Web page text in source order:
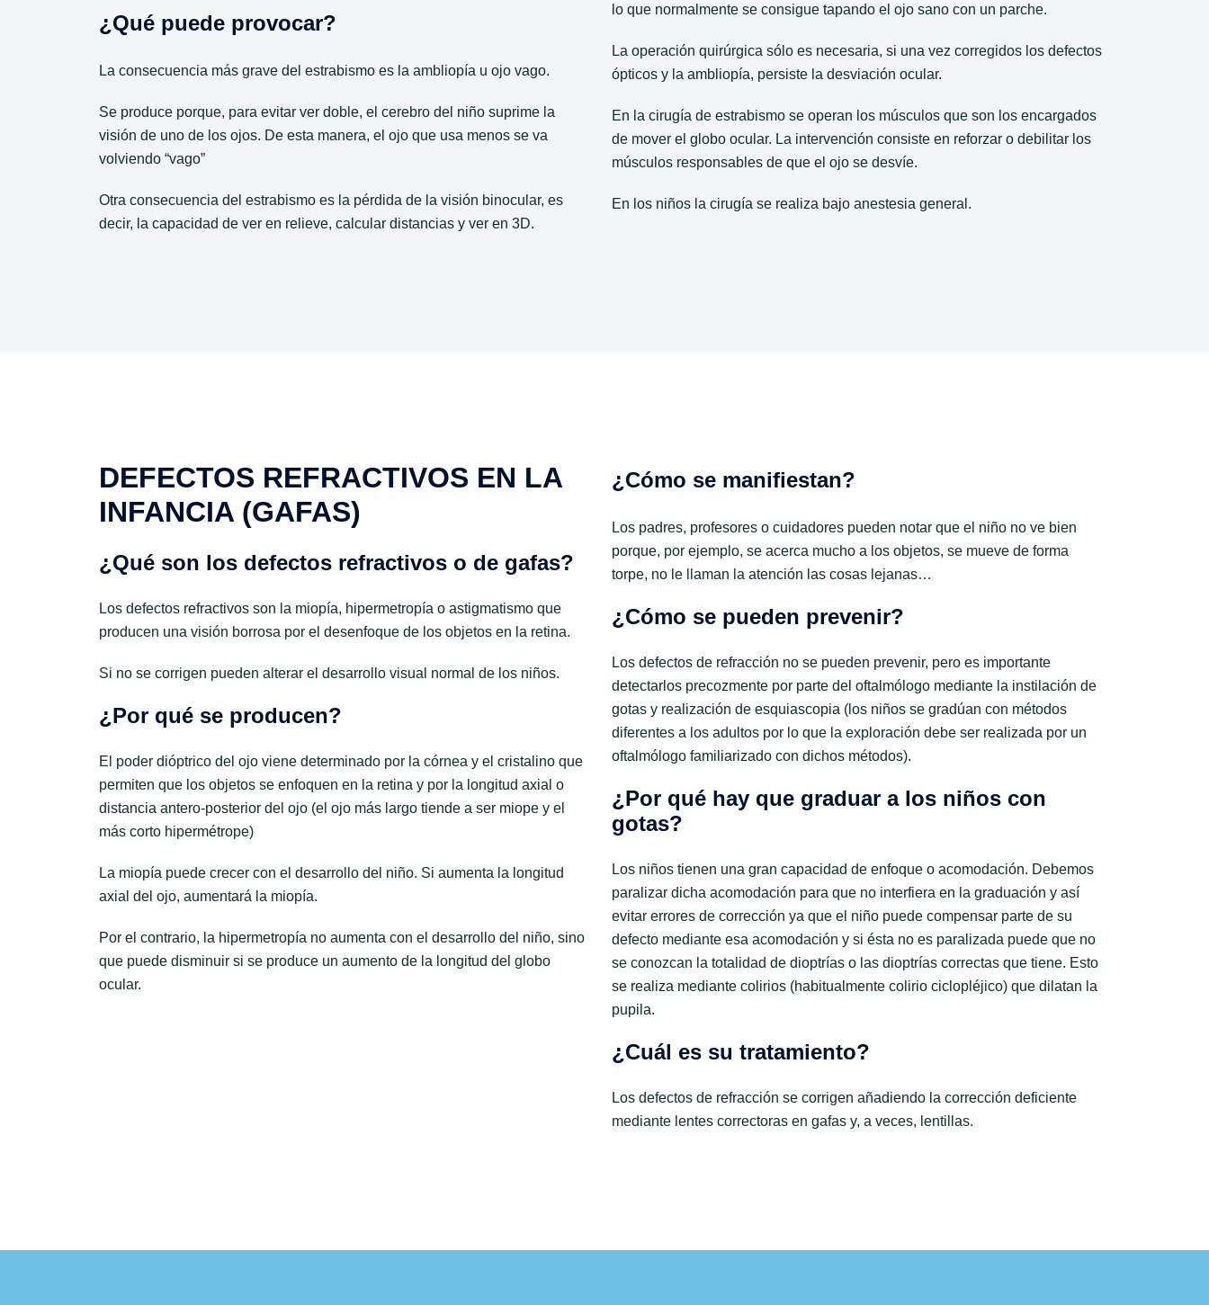
¿Qué puede provocar?
La consecuencia más grave del estrabismo es la ambliopía u ojo vago.
Se produce porque, para evitar ver doble, el cerebro del niño suprime la
visión de uno de los ojos. De esta manera, el ojo que usa menos se va
volviendo “vago”
Otra consecuencia del estrabismo es la pérdida de la visión binocular, es
decir, la capacidad de ver en relieve, calcular distancias y ver en 3D.
lo que normalmente se consigue tapando el ojo sano con un parche.
La operación quirúrgica sólo es necesaria, si una vez corregidos los defectos
ópticos y la ambliopía, persiste la desviación ocular.
En la cirugía de estrabismo se operan los músculos que son los encargados
de mover el globo ocular. La intervención consiste en reforzar o debilitar los
músculos responsables de que el ojo se desvíe.
En los niños la cirugía se realiza bajo anestesia general.
DEFECTOS REFRACTIVOS EN LA
INFANCIA (GAFAS)
¿Qué son los defectos refractivos o de gafas?
Los defectos refractivos son la miopía, hipermetropía o astigmatismo que
producen una visión borrosa por el desenfoque de los objetos en la retina.
Si no se corrigen pueden alterar el desarrollo visual normal de los niños.
¿Por qué se producen?
El poder dióptrico del ojo viene determinado por la córnea y el cristalino que
permiten que los objetos se enfoquen en la retina y por la longitud axial o
distancia antero-posterior del ojo (el ojo más largo tiende a ser miope y el
más corto hipermétrope)
La miopía puede crecer con el desarrollo del niño. Si aumenta la longitud
axial del ojo, aumentará la miopía.
Por el contrario, la hipermetropía no aumenta con el desarrollo del niño, sino
que puede disminuir si se produce un aumento de la longitud del globo
ocular.
¿Cómo se manifiestan?
Los padres, profesores o cuidadores pueden notar que el niño no ve bien
porque, por ejemplo, se acerca mucho a los objetos, se mueve de forma
torpe, no le llaman la atención las cosas lejanas…
¿Cómo se pueden prevenir?
Los defectos de refracción no se pueden prevenir, pero es importante
detectarlos precozmente por parte del oftalmólogo mediante la instilación de
gotas y realización de esquiascopia (los niños se gradúan con métodos
diferentes a los adultos por lo que la exploración debe ser realizada por un
oftalmólogo familiarizado con dichos métodos).
¿Por qué hay que graduar a los niños con
gotas?
Los niños tienen una gran capacidad de enfoque o acomodación. Debemos
paralizar dicha acomodación para que no interfiera en la graduación y así
evitar errores de corrección ya que el niño puede compensar parte de su
defecto mediante esa acomodación y si ésta no es paralizada puede que no
se conozcan la totalidad de dioptrías o las dioptrías correctas que tiene. Esto
se realiza mediante colirios (habitualmente colirio ciclopléjico) que dilatan la
pupila.
¿Cuál es su tratamiento?
Los defectos de refracción se corrigen añadiendo la corrección deficiente
mediante lentes correctoras en gafas y, a veces, lentillas.